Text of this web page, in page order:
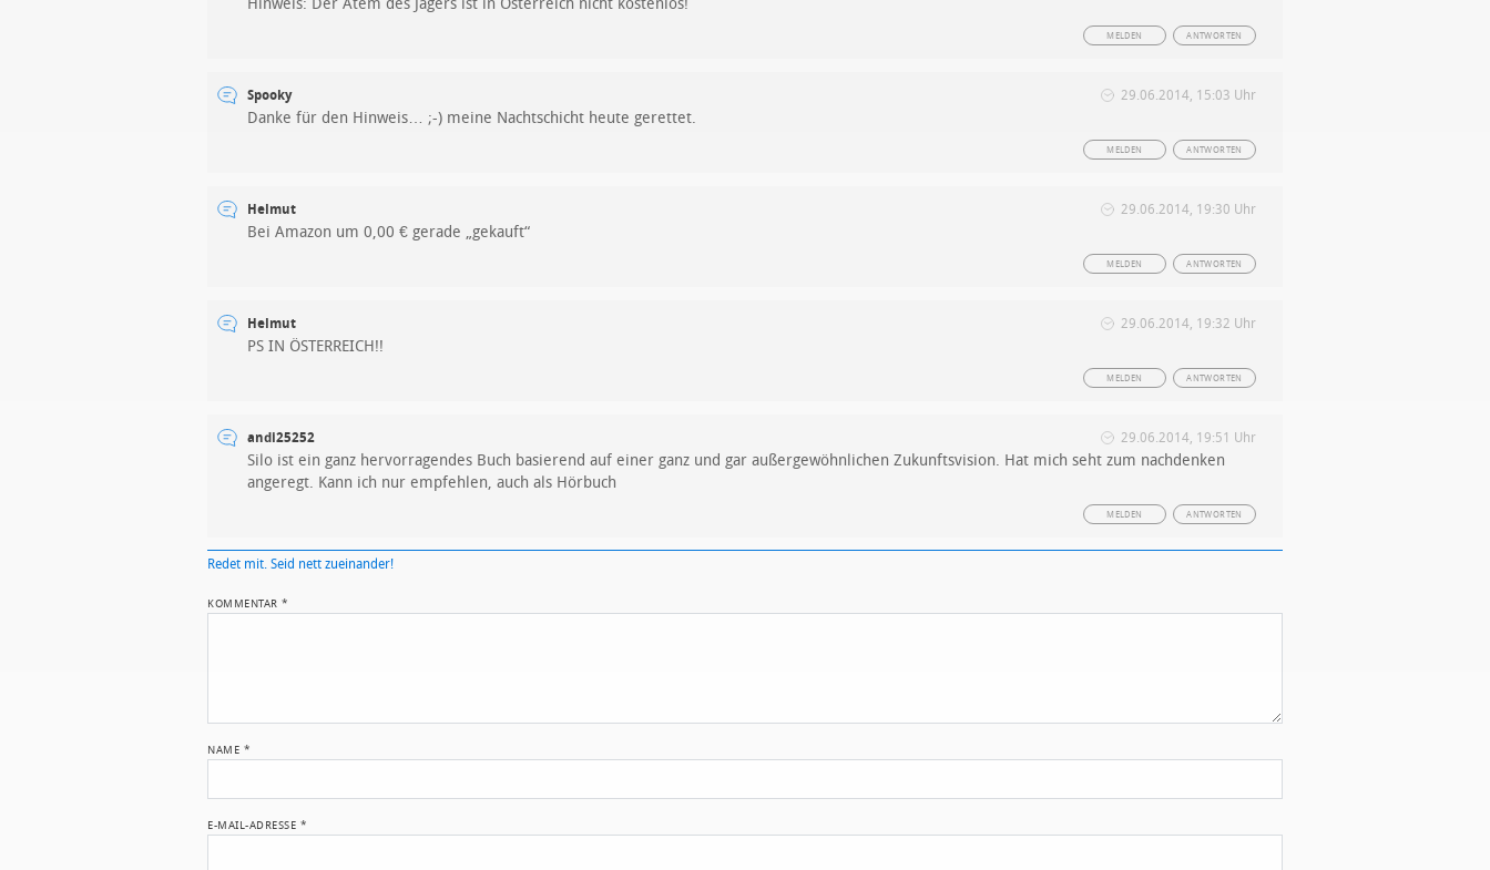
Hinweis: Der Atem des Jägers ist in Österreich nicht kostenlos!
ANTWORTEN
MELDEN
Spooky 29.06.2014, 15:03 Uhr
Danke für den Hinweis… ;-) meine Nachtschicht heute gerettet.
ANTWORTEN
MELDEN
Helmut 29.06.2014, 19:30 Uhr
Bei Amazon um 0,00 € gerade „gekauft“
ANTWORTEN
MELDEN
Helmut 29.06.2014, 19:32 Uhr
PS IN ÖSTERREICH!!
ANTWORTEN
MELDEN
andi25252 29.06.2014, 19:51 Uhr
Silo ist ein ganz hervorragendes Buch basierend auf einer ganz und gar außergewöhnlichen Zukunftsvision. Hat mich seht zum nachdenken
angeregt. Kann ich nur empfehlen, auch als Hörbuch
ANTWORTEN
MELDEN
Redet mit. Seid nett zueinander!
KOMMENTAR *
NAME *
E-MAIL-ADRESSE *